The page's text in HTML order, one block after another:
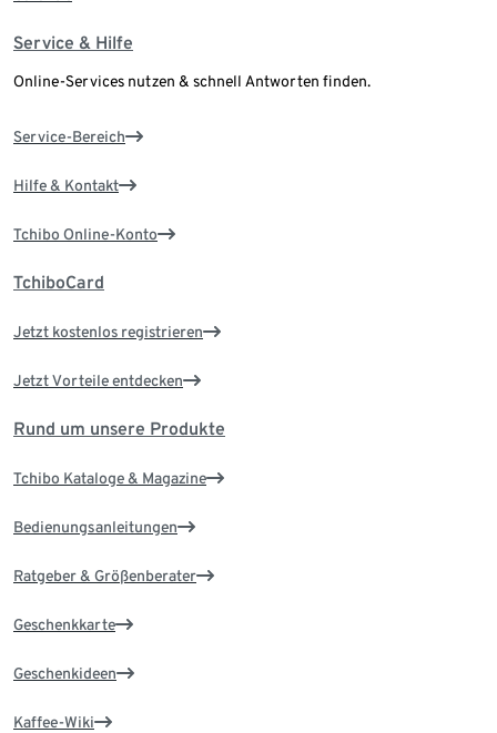
Service & Hilfe
Online-Services nutzen & schnell Antworten finden.
Service-Bereich
Hilfe & Kontakt
Tchibo Online-Konto
TchiboCard
Jetzt kostenlos registrieren
Jetzt Vorteile entdecken
Rund um unsere Produkte
Tchibo Kataloge & Magazine
Bedienungsanleitungen
Ratgeber & Größenberater
Geschenkkarte
Geschenkideen
Kaffee-Wiki